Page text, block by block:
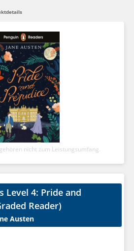
nicht zum Leistungsumfang.
Level 4: Pride and
Reader)
Austen